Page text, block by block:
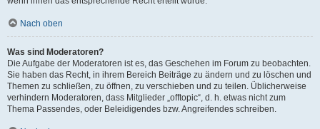
Nach oben
Was sind Moderatoren?
Die Aufgabe der Moderatoren ist es, das Geschehen im Forum zu beobachten.
Sie haben das Recht, in ihrem Bereich Beiträge zu ändern und zu löschen und
Themen zu schließen, zu öffnen, zu verschieben und zu teilen. Üblicherweise
verhindern Moderatoren, dass Mitglieder „offtopic“, d. h. etwas nicht zum
Thema Passendes, oder Beleidigendes bzw. Angreifendes schreiben.